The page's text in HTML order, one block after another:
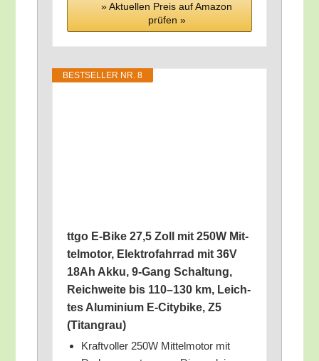
» Aktu­el­len Preis auf Ama­zon
prü­fen »
BEST­SEL­LER NR. 8
ttgo E‑Bike 27,5 Zoll mit 250W Mit­
tel­mo­tor, Elek­tro­fahr­rad mit 36V
18Ah Akku, 9‑Gang Schal­tung,
Reich­wei­te bis 110–130 km, Leich­
tes Alu­mi­ni­um E‑Citybike, Z5
(Titangrau)
Kraft­vol­ler 250W Mit­tel­mo­tor mit